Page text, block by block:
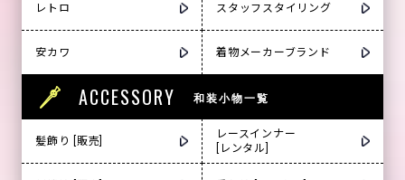
レトロ スタッフスタイリング
安カワ 着物メーカーブランド
ACCESSORY 和装小物一覧
髪飾り [販売]
レースインナー
[レンタル]